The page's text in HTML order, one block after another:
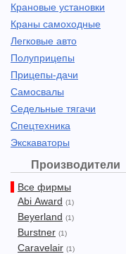
Крановые установки
Краны самоходные
Легковые авто
Полуприцепы
Прицепы-дачи
Самосвалы
Седельные тягачи
Спецтехника
Экскаваторы
Производители
Все фирмы
Abi Award (1)
Beyerland (1)
Burstner (1)
Caravelair (1)